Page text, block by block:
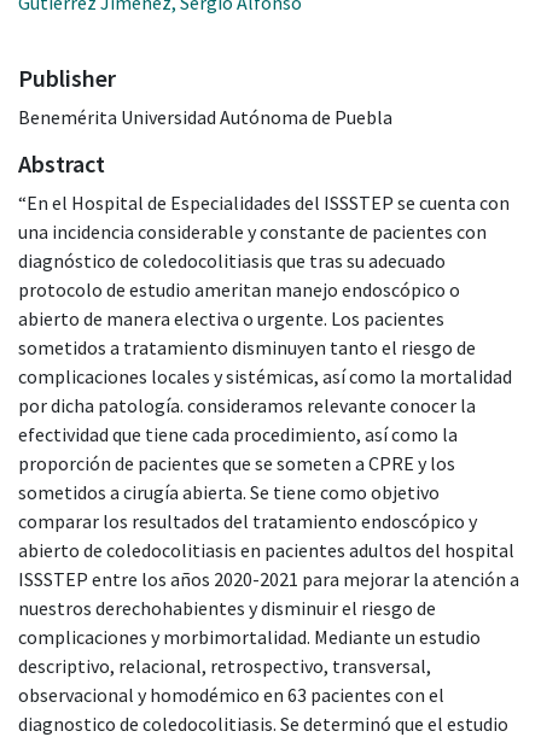
Publisher
Benemérita Universidad Autónoma de Puebla
Abstract
“En el Hospital de Especialidades del ISSSTEP se cuenta con
una incidencia considerable y constante de pacientes con
diagnóstico de coledocolitiasis que tras su adecuado
protocolo de estudio ameritan manejo endoscópico o
abierto de manera electiva o urgente. Los pacientes
sometidos a tratamiento disminuyen tanto el riesgo de
complicaciones locales y sistémicas, así como la mortalidad
por dicha patología. consideramos relevante conocer la
efectividad que tiene cada procedimiento, así como la
proporción de pacientes que se someten a CPRE y los
sometidos a cirugía abierta. Se tiene como objetivo
comparar los resultados del tratamiento endoscópico y
abierto de coledocolitiasis en pacientes adultos del hospital
ISSSTEP entre los años 2020-2021 para mejorar la atención a
nuestros derechohabientes y disminuir el riesgo de
complicaciones y morbimortalidad. Mediante un estudio
descriptivo, relacional, retrospectivo, transversal,
observacional y homodémico en 63 pacientes con el
diagnostico de coledocolitiasis. Se determinó que el estudio